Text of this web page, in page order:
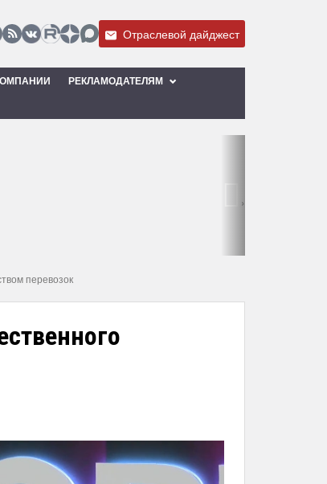
Отраслевой дайджест
РЕКЛАМОДАТЕЛЯМ
›
перевозок